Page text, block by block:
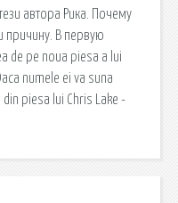
автора Рика. Почему
причину. В первую
de pe noua piesa a lui
numele ei va suna
piesa lui Chris Lake -